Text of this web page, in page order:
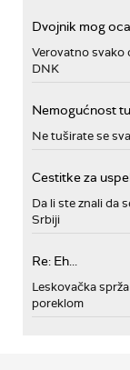
Dvojnik mog oca
Verovatno svako
DNK
Nemogućnost
Ne tuširate se
Cestitke za
Da li ste znali da
Srbiji
Re: Eh...
Leskovačka
poreklom